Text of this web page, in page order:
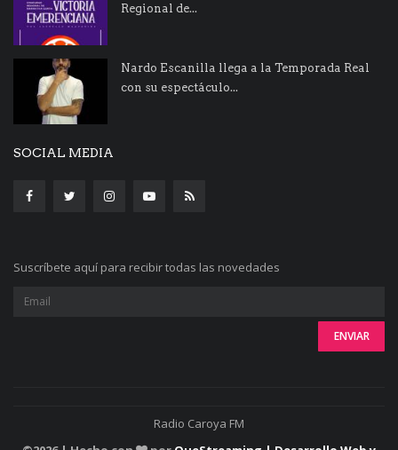
Regional de...
Nardo Escanilla llega a la Temporada Real
con su espectáculo...
SOCIAL MEDIA
Suscríbete aquí para recibir todas las novedades
Radio Caroya FM